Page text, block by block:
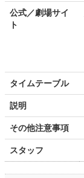
公式／劇場サイ
ト
タイムテーブル
説明
その他注意事項
スタッフ